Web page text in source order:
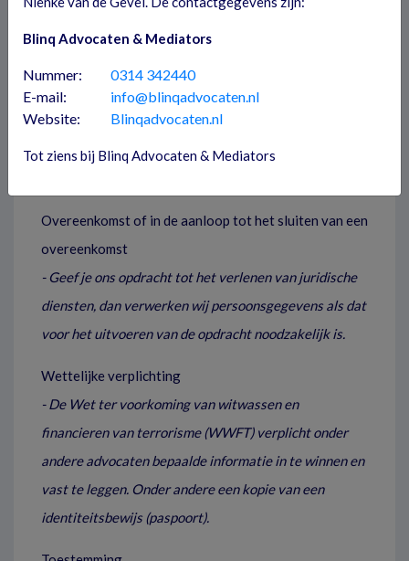
• In verband met een gerechtvaardigd belang
baseert zich op de volgende rechtsgronden:
Overeenkomst of in de aanloop tot het sluiten van een
overeenkomst
- Geef je ons opdracht tot het verlenen van juridische
diensten, dan verwerken wij persoonsgegevens als dat
voor het uitvoeren van de opdracht noodzakelijk is.
Wettelijke verplichting
- De Wet ter voorkoming van witwassen en
financieren van terrorisme (WWFT) verplicht onder
andere advocaten bepaalde informatie in te winnen en
vast te leggen. Onder andere een kopie van een
identiteitsbewijs (paspoort).
Blinq Advocaten & Mediators
Nummer:
0314 342440
E-mail:
info@blinqadvocaten.nl
Website:
Blinqadvocaten.nl
Tot ziens bij Blinq Advocaten & Mediators